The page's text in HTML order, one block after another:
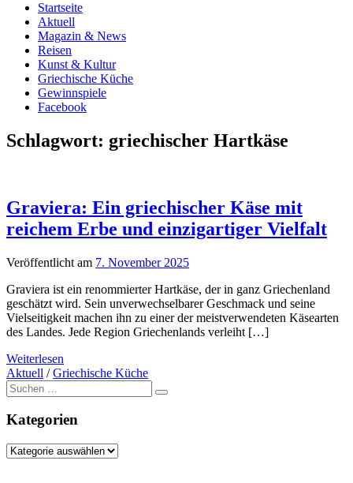
Startseite
Aktuell
Magazin & News
Reisen
Kunst & Kultur
Griechische Küche
Gewinnspiele
Facebook
Schlagwort: griechischer Hartkäse
Graviera: Ein griechischer Käse mit
reichem Erbe und einzigartiger Vielfalt
Veröffentlicht am 7. November 2025
Graviera ist ein renommierter Hartkäse, der in ganz Griechenland
geschätzt wird. Sein unverwechselbarer Geschmack und seine
Vielseitigkeit machen ihn zu einer der meistverwendeten Käsearten
des Landes. Jede Region Griechenlands verleiht […]
Weiterlesen
Aktuell /Griechische Küche
Suche
nach:
Kategorien
Kategorien